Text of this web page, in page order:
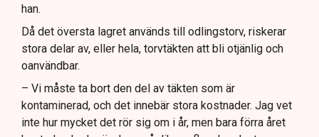
han.
Då det översta lagret används till odlingstorv, riskerar
stora delar av, eller hela, torvtäkten att bli otjänlig och
oanvändbar.
– Vi måste ta bort den del av täkten som är
kontaminerad, och det innebär stora kostnader. Jag vet
inte hur mycket det rör sig om i år, men bara förra året